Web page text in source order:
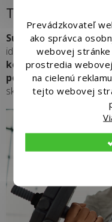
Prevádzkovateľ
ako správca
webovej
prostredia
na cielenú
tejto webovej
TRÉNING NA
Súprava
ideálna pre každého,
komfort. Bez ohľadu
posilníte celé telo–
skvele zapadne do